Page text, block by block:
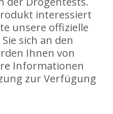
interessiert
unsere offizielle
sich an den
Ihnen von
Informationen
zur Verfügung